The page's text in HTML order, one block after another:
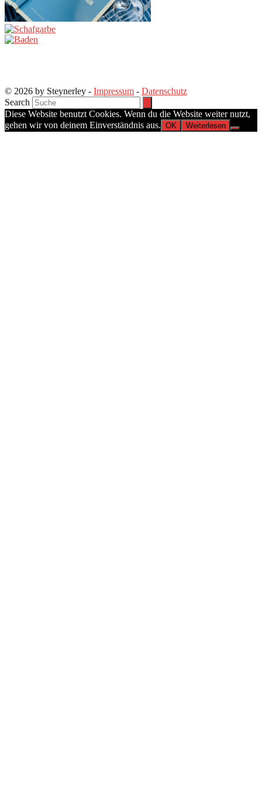
© 2026 by Steynerley - Impressum - Datenschutz
Search
Diese Website benutzt Cookies. Wenn du die Website weiter nutzt,
gehen wir von deinem Einverständnis aus. OK Weiterlesen